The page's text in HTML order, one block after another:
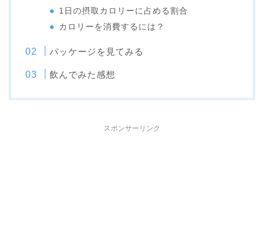
1日の摂取カロリーに占める割合
カロリーを消費するには？
パッケージを見てみる
飲んでみた感想
スポンサーリンク